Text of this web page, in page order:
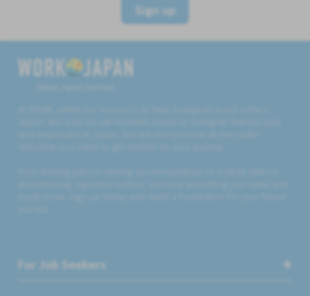
Sign up
For Job Seekers